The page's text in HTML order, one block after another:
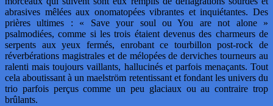
abrasives mêlées aux onomatopées vibrantes et inquiétantes. Des
prières ultimes : « Save your soul ou You are not alone »
psalmodiées, comme si les trois étaient devenus des charmeurs de
serpents aux yeux fermés, enrobant ce tourbillon post-rock de
réverbérations magistrales et de mélopées de derviches tourneurs au
ralenti mais toujours vaillants, hallucinés et parfois menaçants. Tout
cela aboutissant à un maelström retentissant et fondant les univers du
trio parfois perçus comme un peu glaciaux ou au contraire trop
brûlants.